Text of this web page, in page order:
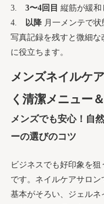
3〜4回目 縦筋が緩和
以降月一メンテで状
写真記録を残すと微細
に役立ちます。
メンズネイルケ
く清潔メニュー
メンズでも安心！自
ーの選びのコツ
ビジネスでも好印象を狙
です。ネイルケアサロ
基本がそろい、ジェルネ